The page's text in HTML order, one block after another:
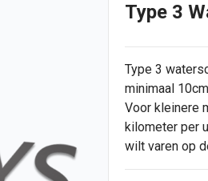
Type 3
Type 3
minimaal
Voor kleinere
kilometer per
wilt varen op